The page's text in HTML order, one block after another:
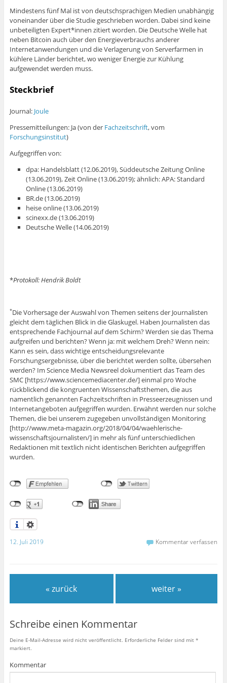
Mindestens fünf Mal ist von deutschsprachigen Medien unabhängig
voneinander über die Studie geschrieben worden. Dabei sind keine
unbeteiligten Expert*innen zitiert worden. Die Deutsche Welle hat
neben Bitcoin auch über den Energieverbrauchs anderer
Internetanwendungen und die Verlagerung von Serverfarmen in
kühlere Länder berichtet, wo weniger Energie zur Kühlung
aufgewendet werden muss.
Steckbrief
Journal: Joule
Pressemitteilungen: Ja (von der Fachzeitschrift, vom
Forschungsinstitut)
Aufgegriffen von:
dpa: Handelsblatt (12.06.2019), Süddeutsche Zeitung Online
(13.06.2019), Zeit Online (13.06.2019); ähnlich: APA: Standard
Online (13.06.2019)
BR.de (13.06.2019)
heise online (13.06.2019)
scinexx.de (13.06.2019)
Deutsche Welle (14.06.2019)
*Protokoll: Hendrik Boldt
*Die Vorhersage der Auswahl von Themen seitens der Journalisten
gleicht dem täglichen Blick in die Glaskugel. Haben Journalisten das
entsprechende Fachjournal auf dem Schirm? Werden sie das Thema
aufgreifen und berichten? Wenn ja: mit welchem Dreh? Wenn nein:
Kann es sein, dass wichtige entscheidungsrelevante
Forschungsergebnisse, über die berichtet werden sollte, übersehen
werden? Im Science Media Newsreel dokumentiert das Team des
SMC [https://www.sciencemediacenter.de/] einmal pro Woche
rückblickend die kongruenten Wissenschaftsthemen, die aus
namentlich genannten Fachzeitschriften in Presseerzeugnissen und
Internetangeboten aufgegriffen wurden. Erwähnt werden nur solche
Themen, die bei unserem zugegeben unvollständigen Monitoring
[http://www.meta-magazin.org/2018/04/04/waehlerische-
wissenschaftsjournalisten/] in mehr als fünf unterschiedlichen
Redaktionen mit textlich nicht identischen Berichten aufgegriffen
wurden.
12. Juli 2019 Kommentar verfassen
« zurück weiter »
Schreibe einen Kommentar
Deine E-Mail-Adresse wird nicht veröffentlicht. Erforderliche Felder sind mit *
markiert.
Kommentar